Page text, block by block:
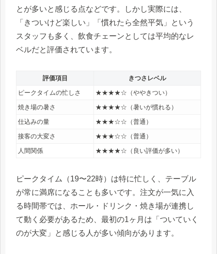
とが多いと感じる点などです。しかし実際には、
「きついけど楽しい」「慣れたら全然平気」という
スタッフも多く、飲食チェーンとしては平均的なレ
ベルだと評価されています。
評価項目
きつさレベル
ピークタイムの忙しさ
★★★★☆（ややきつい）
焼き場の暑さ
★★★★☆（暑いが慣れる）
仕込みの量
★★★☆☆（普通）
接客の大変さ
★★★☆☆（普通）
人間関係
★★★★☆（良い評価が多い）
ピークタイム（19〜22時）は特に忙しく、テーブル
が常に満席になることも多いです。注文が一気に入
る時間帯では、ホール・ドリンク・焼き場が連携し
て動く必要があるため、最初の1ヶ月は「ついていく
のが大変」と感じる人が多い傾向があります。